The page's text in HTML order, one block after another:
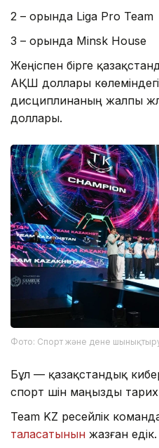
2 – орында Liga Pro Team
3 – орында Minsk House
Жеңіспен бірге
АҚШ доллары көлеміндегі
дисциплинаның жалпы
доллары.
Фото: Спорт және дене шынықтыру
Бұл — қазақстандық
спорт үшін маңызды
Team KZ ресейлік
таласатынын жазған едік.